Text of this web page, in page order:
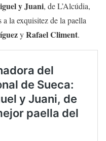
y Juani, de L’Alcúdia,
la exquisitez de la paella
yRafael Climent.